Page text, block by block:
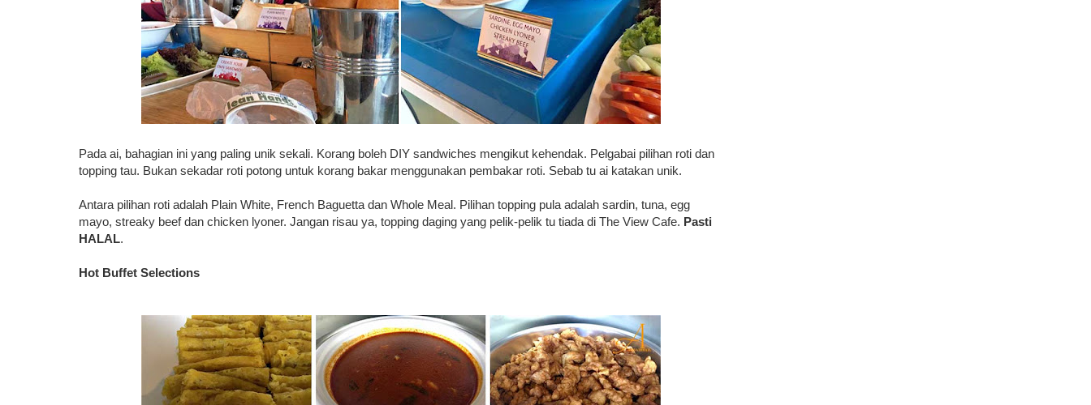
Pada ai, bahagian ini yang paling unik sekali. Korang boleh DIY sandwiches mengikut kehendak. Pelgabai pilihan roti dan
topping tau. Bukan sekadar roti potong untuk korang bakar menggunakan pembakar roti. Sebab tu ai katakan unik.
Antara pilihan roti adalah Plain White, French Baguetta dan Whole Meal. Pilihan topping pula adalah sardin, tuna, egg
mayo, streaky beef dan chicken lyoner. Jangan risau ya, topping daging yang pelik-pelik tu tiada di The View Cafe. Pasti
HALAL.
Hot Buffet Selections